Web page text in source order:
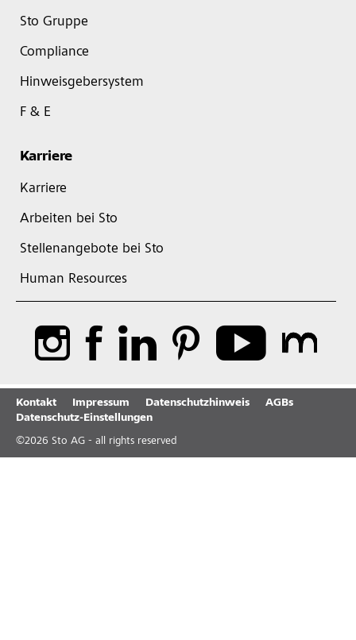
Sto Gruppe
Compliance
Hinweisgebersystem
F & E
Karriere
Karriere
Arbeiten bei Sto
Stellenangebote bei Sto
Human Resources
Kontakt Impressum Datenschutzhinweis
AGBs
Datenschutz-Einstellungen
©2026 Sto AG - all rights reserved